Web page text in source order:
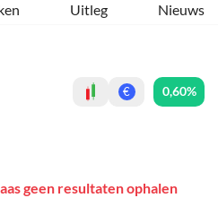
Uitleg Nieuws
€ 0,60%
geen resultaten ophalen